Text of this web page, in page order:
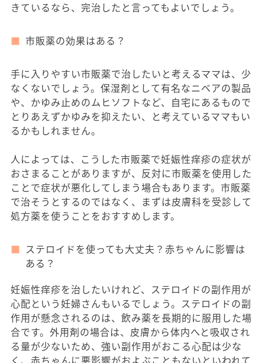
きているなら、完治したと言ってもよいでしょう。
市販薬の効果はある？
手に入りやすい市販薬で治したいと考えるママは、少
なくないでしょう。保湿剤として有名なニベアの製品
や、かゆみ止めのムヒソフトなど、自宅にあるもので
とりあえずかゆみを抑えたい、と考えているママもい
るかもしれません。
人によっては、こうした市販薬で妊娠性痒疹の症状が
おさまることがありますが、反対に市販薬を使用した
ことで症状が悪化してしまう場合もあります。市販薬
で治そうとするのではなく、まずは皮膚科を受診して
処方薬を使うことをおすすめします。
ステロイドを使っても大丈夫？赤ちゃんに影響は
ある？
妊娠性痒疹を治したいけれど、ステロイドの副作用が
心配という妊婦さんもいるでしょう。ステロイドの副
作用が懸念されるのは、飲み薬を長期的に服用した場
合です。外用剤の場合は、皮膚から体内へと吸収され
る量が少ないため、強い副作用がおこる心配は少な